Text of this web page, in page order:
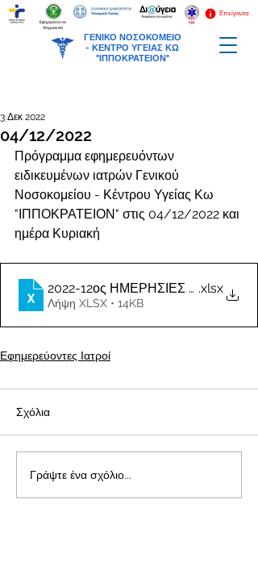
ΓΕΝΙΚΟ ΝΟΣΟΚΟΜΕΙΟ
- ΚΕΝΤΡΟ ΥΓΕΙΑΣ ΚΩ
"ΙΠΠΟΚΡΑΤΕΙΟΝ"
Επείγοντα
Εφημερεύοντα
Φαρμακεία
04/12/2022
3 Δεκ 2022
Πρόγραμμα εφημερευόντων
ειδικευμένων ιατρών Γενικού
Νοσοκομείου - Κέντρου Υγείας Κω
"ΙΠΠΟΚΡΑΤΕΙΟΝ" στις 04/12/2022 και
ημέρα Κυριακή
2022-12ος ΗΜΕΡΗΣΙΕΣ .xlsx
Λήψη XLSX • 14KB
Εφημερεύοντες Ιατροί
Σχόλια
Γράψτε ένα σχόλιο...